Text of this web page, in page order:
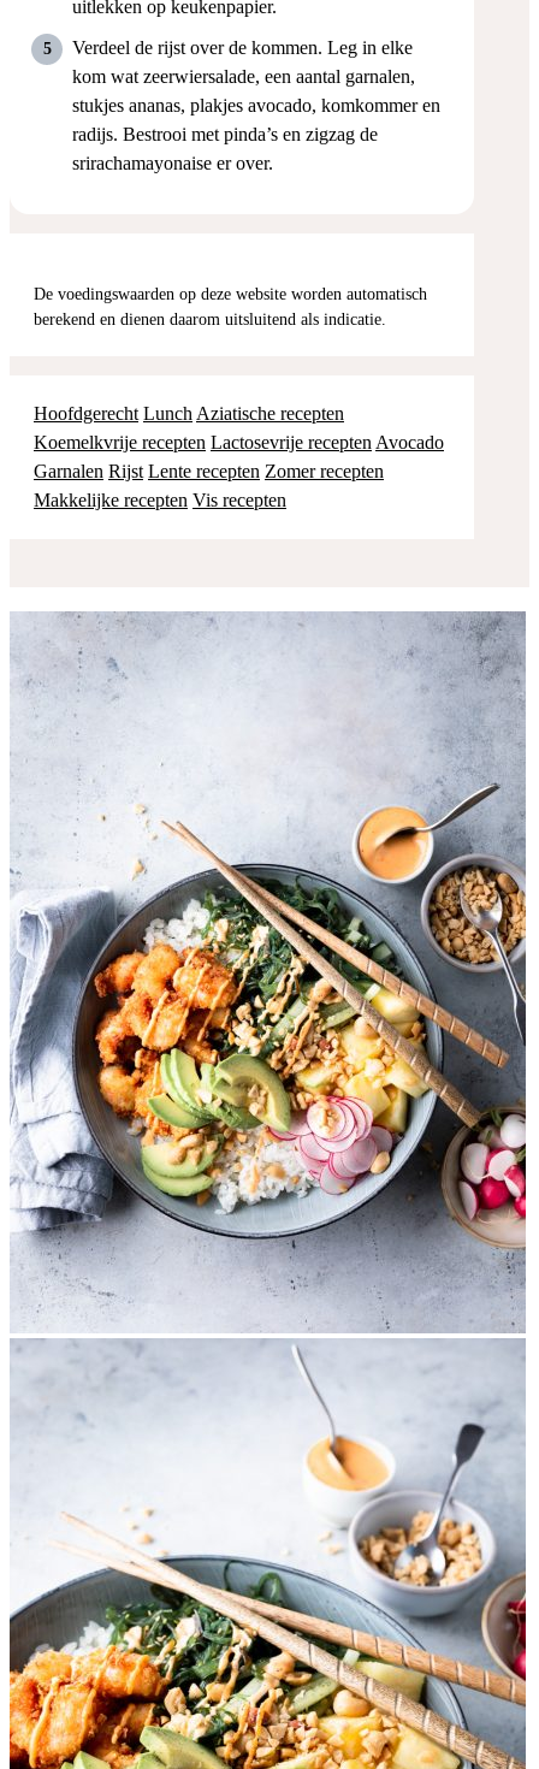
uitlekken op keukenpapier.
Verdeel de rijst over de kommen. Leg in elke
kom wat zeerwiersalade, een aantal garnalen,
stukjes ananas, plakjes avocado, komkommer en
radijs. Bestrooi met pinda’s en zigzag de
srirachamayonaise er over.
De voedingswaarden op deze website worden automatisch
berekend en dienen daarom uitsluitend als indicatie.
Hoofdgerecht Lunch Aziatische recepten
Koemelkvrije recepten Lactosevrije recepten Avocado
Garnalen Rijst Lente recepten Zomer recepten
Makkelijke recepten Vis recepten